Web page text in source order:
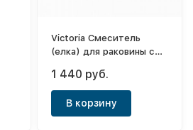
Victoria Смеситель
(елка) для раковины с
(толстый корпус) 1/2"
Maxi
1 440 руб.
В корзину